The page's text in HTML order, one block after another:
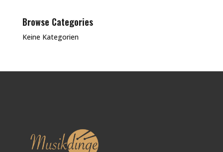
Browse Categories
Keine Kategorien